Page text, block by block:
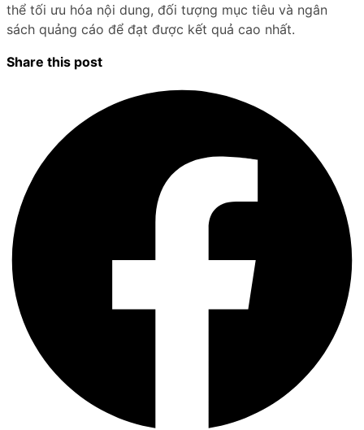
thể tối ưu hóa nội dung, đối tượng mục tiêu và ngân
sách quảng cáo để đạt được kết quả cao nhất.
Share this post